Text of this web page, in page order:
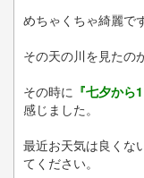
めちゃくちゃ綺麗で
その天の川を見たの
その時に 『七夕から
感じました。
最近お天気は良くな
てください。